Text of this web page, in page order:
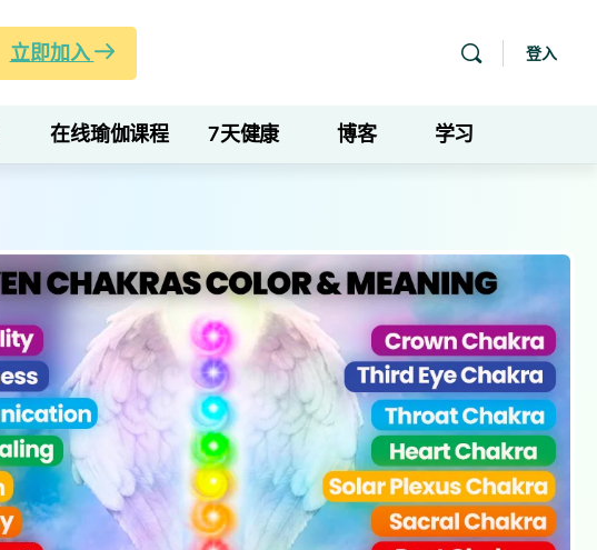
立即加入 登入
在线瑜伽课程 7天健康 博客 学习